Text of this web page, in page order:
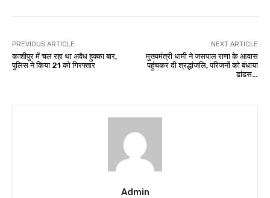
PREVIOUS ARTICLE
काशीपुर में चल रहा था अवैध हुक्का बार,
पुलिस ने किया 21 को गिरफ्तार
NEXT ARTICLE
मुख्यमंत्री धामी ने जसपाल राणा के आवास
पहुंचकर दी श्रद्धांजलि, परिजनों को बंधाया
ढांढस…
Admin